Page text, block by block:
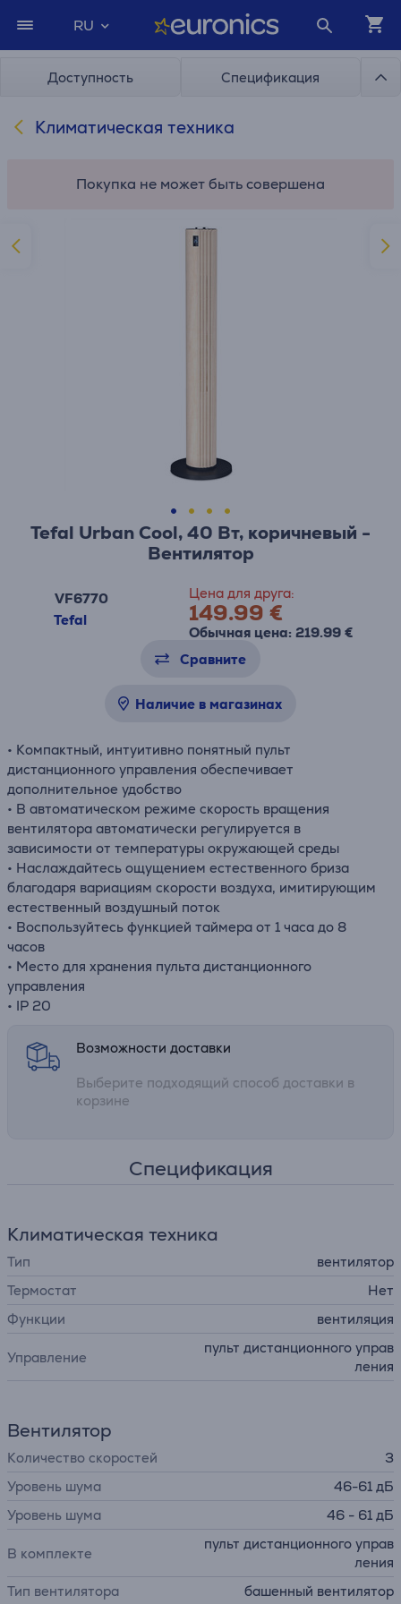
RU
Доступность Спецификация
Климатическая техника
Покупка не может быть совершена
Tefal Urban Cool, 40 Вт, коричневый -
Вентилятор
VF6770
Tefal
Цена для друга:
149.99 €
Обычная цена: 219.99 €
Сравните
Наличие в магазинах
• Компактный, интуитивно понятный пульт
дистанционного управления обеспечивает
дополнительное удобство
• В автоматическом режиме скорость вращения
вентилятора автоматически регулируется в
зависимости от температуры окружающей среды
• Наслаждайтесь ощущением естественного бриза
благодаря вариациям скорости воздуха, имитирующим
естественный воздушный поток
• Воспользуйтесь функцией таймера от 1 часа до 8
часов
• Место для хранения пульта дистанционного
управления
• IP 20
Возможности доставки
Выберите подходящий способ доставки в
корзине
Спецификация
Климатическая техника
Тип
вентилятор
Термостат
Нет
Функции
вентиляция
Управление
пульт дистанционного управ
ления
Вентилятор
Количество скоростей
3
Уровень шума
46-61 дБ
Уровень шума
46 - 61 дБ
В комплекте
пульт дистанционного управ
ления
Тип вентилятора
башенный вентилятор